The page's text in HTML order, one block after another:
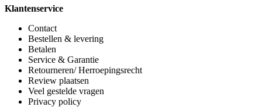
Klantenservice
Contact
Bestellen & levering
Betalen
Service & Garantie
Retourneren/ Herroepingsrecht
Review plaatsen
Veel gestelde vragen
Privacy policy